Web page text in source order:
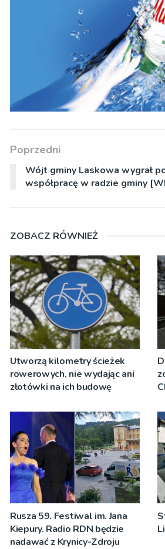
Poprzedni
Wójt gminy Laskowa wygrał
współpracę w radzie gminy
ZOBACZ RÓWNIEŻ
Utworzą kilometry ścieżek
rowerowych, nie wydając ani
złotówki na ich budowę
Rusza 59. Festiwal im. Jana
Kiepury. Radio RDN będzie
nadawać z Krynicy-Zdroju